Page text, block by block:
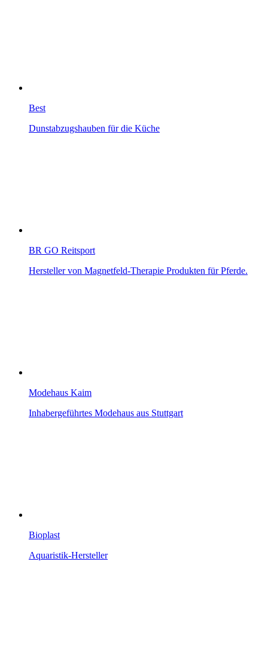
Best
Dunstabzugshauben für die Küche
BR GO Reitsport
Hersteller von Magnetfeld-Therapie Produkten für Pferde.
Modehaus Kaim
Inhabergeführtes Modehaus aus Stuttgart
Bioplast
Aquaristik-Hersteller